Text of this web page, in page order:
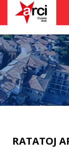
RATATOJ